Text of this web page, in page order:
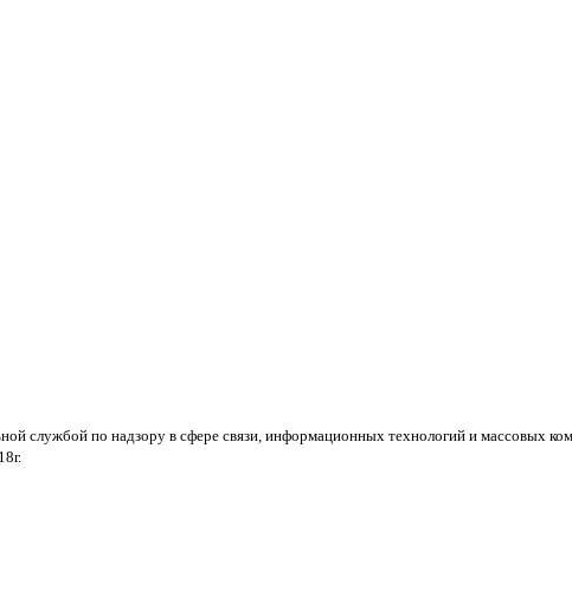
службой по надзору в сфере связи, информационных технологий и массовых